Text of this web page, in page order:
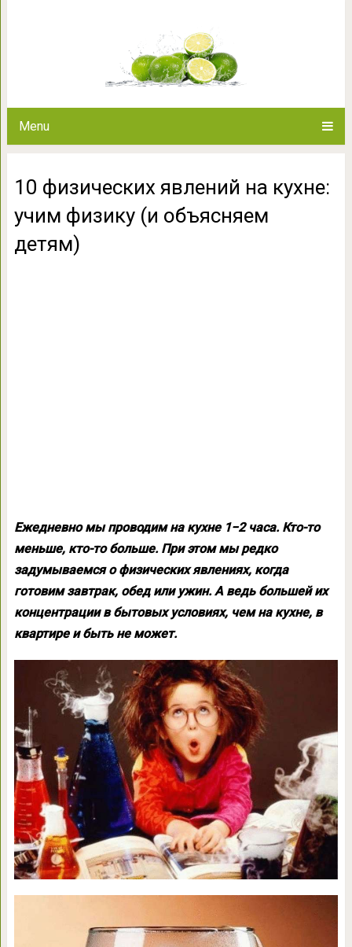
Menu
10 физических явлений на кухне:
учим физику (и объясняем
детям)
Ежедневно мы проводим на кухне 1−2 часа. Кто-то
меньше, кто-то больше. При этом мы редко
задумываемся о физических явлениях, когда
готовим завтрак, обед или ужин. А ведь большей их
концентрации в бытовых условиях, чем на кухне, в
квартире и быть не может.